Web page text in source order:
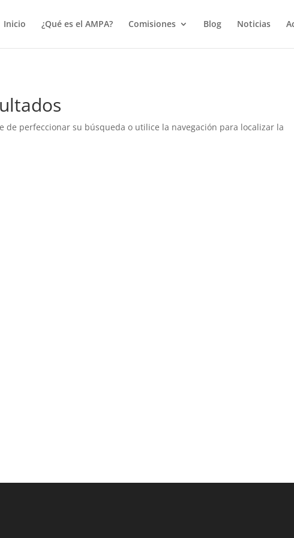
Inicio
¿Qué es el AMPA? Comisiones Blog Noticias
de perfeccionar su búsqueda o utilice la navegación para localizar la